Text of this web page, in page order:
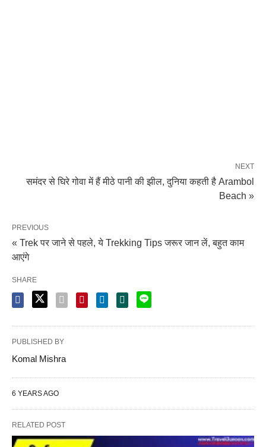
NEXT
समंदर से घिरे गोवा में हैं मीठे पानी की झील, दुनिया कहती है Arambol
Beach »
PREVIOUS
« Trek पर जाने से पहले, ये Trekking Tips जरूर जान लें, बहुत काम
आएंगे
SHARE
PUBLISHED BY
Komal Mishra
6 YEARS AGO
RELATED POST